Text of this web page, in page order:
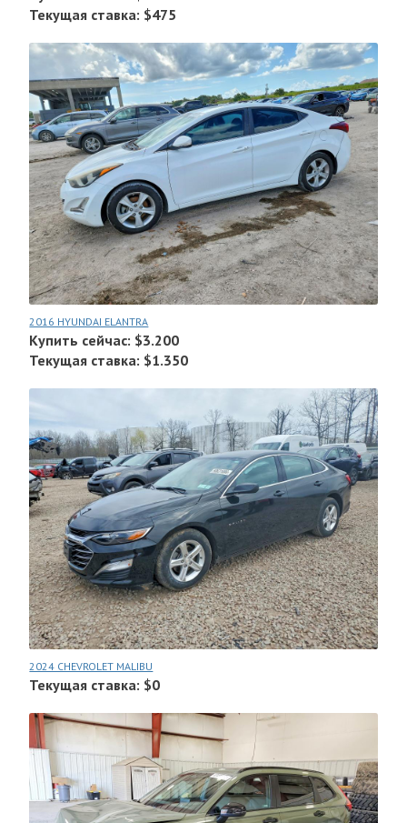
Текущая ставка: $475
2016 HYUNDAI ELANTRA
Купить сейчас: $3.200
Текущая ставка: $1.350
2024 CHEVROLET MALIBU
Текущая ставка: $0